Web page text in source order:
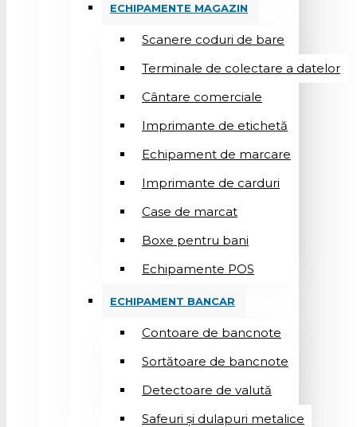
ECHIPAMENTE MAGAZIN
Scanere coduri de bare
Terminale de colectare a datelor
Cântare comerciale
Imprimante de etichetă
Echipament de marcare
Imprimante de carduri
Case de marcat
Boxe pentru bani
Echipamente POS
ECHIPAMENT BANCAR
Contoare de bancnote
Sortătoare de bancnote
Detectoare de valută
Safeuri și dulapuri metalice